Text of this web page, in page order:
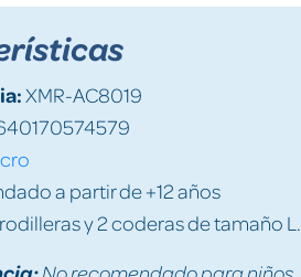
XMR-AC8019
a partir de +12 años
y 2 coderas de tamaño L.